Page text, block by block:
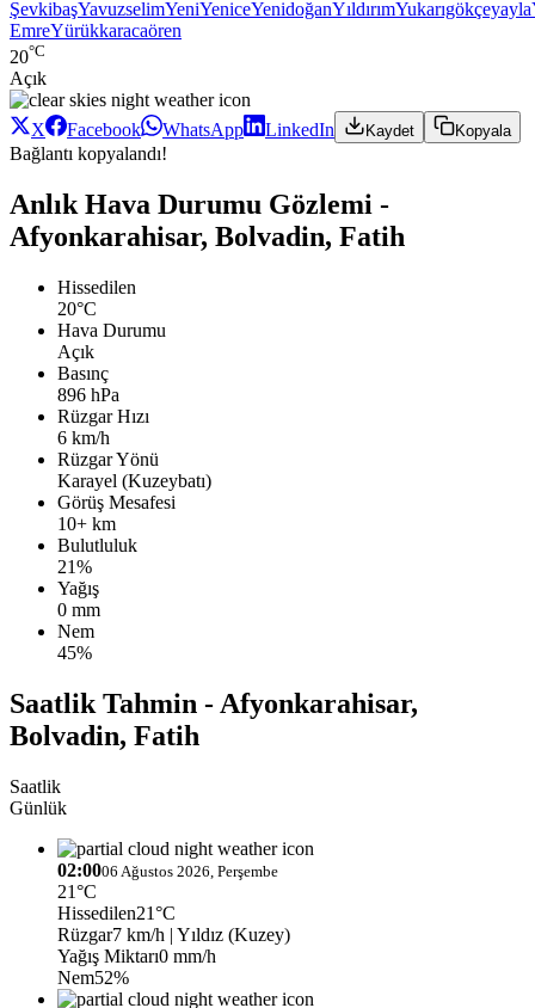
ŞevkibaşYavuzselimYeniYeniceYenidoğanYıldırımYukarıgökçeyayla
EmreYürükkaracaören
20°C
Açık
X Facebook WhatsApp LinkedIn Kaydet Kopyala
Bağlantı kopyalandı!
Anlık Hava Durumu Gözlemi -
Afyonkarahisar, Bolvadin, Fatih
Hissedilen
20°C
Hava Durumu
Açık
Basınç
896 hPa
Rüzgar Hızı
6 km/h
Rüzgar Yönü
Karayel (Kuzeybatı)
Görüş Mesafesi
10+ km
Bulutluluk
21%
Yağış
0 mm
Nem
45%
Saatlik Tahmin - Afyonkarahisar,
Bolvadin, Fatih
Saatlik
Günlük
02:0006 Ağustos 2026, Perşembe
21°C
Hissedilen21°C
Rüzgar7 km/h | Yıldız (Kuzey)
Yağış Miktarı0 mm/h
Nem52%